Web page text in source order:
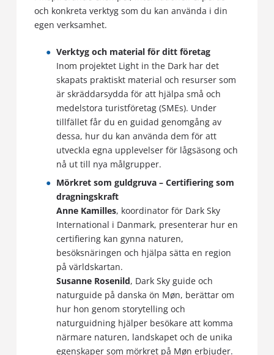
och konkreta verktyg som du kan använda i din
egen verksamhet.
Verktyg och material för ditt företag
Inom projektet Light in the Dark har det
skapats praktiskt material och resurser som
är skräddarsydda för att hjälpa små och
medelstora turistföretag (SMEs). Under
tillfället får du en guidad genomgång av
dessa, hur du kan använda dem för att
utveckla egna upplevelser för lågsäsong och
nå ut till nya målgrupper.
Mörkret som guldgruva – Certifiering som
dragningskraft
Anne Kamilles, koordinator för Dark Sky
International i Danmark, presenterar hur en
certifiering kan gynna naturen,
besöksnäringen och hjälpa sätta en region
på världskartan.
Susanne Rosenild, Dark Sky guide och
naturguide på danska ön Møn, berättar om
hur hon genom storytelling och
naturguidning hjälper besökare att komma
närmare naturen, landskapet och de unika
egenskaper som mörkret på Møn erbjuder.